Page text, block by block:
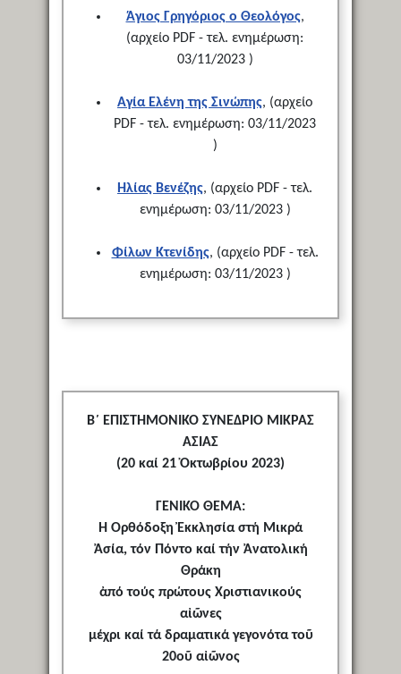
Άγιος Γρηγόριος ο Θεολόγος,
(αρχείο PDF - τελ. ενημέρωση:
03/11/2023 )
Αγία Ελένη της Σινώπης, (αρχείο
PDF - τελ. ενημέρωση: 03/11/2023
)
Ηλίας Βενέζης, (αρχείο PDF - τελ.
ενημέρωση: 03/11/2023 )
Φίλων Κτενίδης, (αρχείο PDF - τελ.
ενημέρωση: 03/11/2023 )
Β΄ ΕΠΙΣΤΗΜΟΝΙΚΟ ΣΥΝΕΔΡΙΟ ΜΙΚΡΑΣ
ΑΣΙΑΣ
(20 καί 21 Ὀκτωβρίου 2023)
ΓΕΝΙΚΟ ΘΕΜΑ:
Ἡ Ὀρθόδοξη Ἐκκλησία στή Μικρά
Ἀσία, τόν Πόντο καί τήν Ἀνατολική
Θράκη
ἀπό τούς πρώτους Χριστιανικούς
αἰῶνες
μέχρι καί τά δραματικά γεγονότα τοῦ
20οῦ αἰῶνος